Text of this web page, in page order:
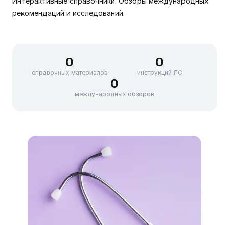
рекомендаций и исследований.
0
справочных материалов
0
инструкций ЛС
0
международных обзоров